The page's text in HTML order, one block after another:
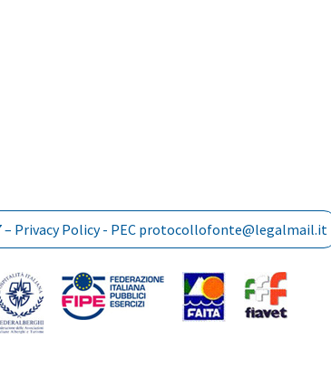
– Privacy Policy- PEC protocollofonte@legalmail.it